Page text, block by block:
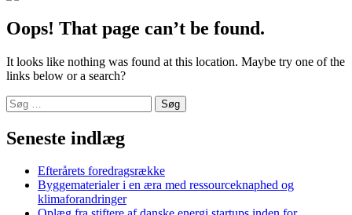
Oops! That page can’t be found.
It looks like nothing was found at this location. Maybe try one of the
links below or a search?
Søg
efter:
Seneste indlæg
Efterårets foredragsrække
Byggematerialer i en æra med ressourceknaphed og
klimaforandringer